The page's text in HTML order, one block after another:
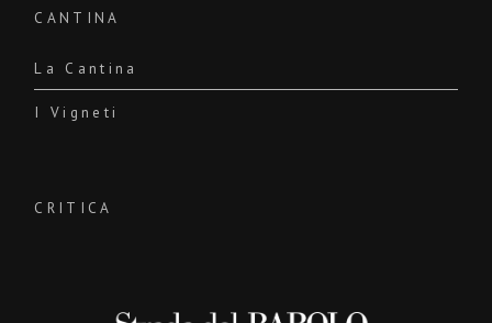
CANTINA
La Cantina
I Vigneti
CRITICA